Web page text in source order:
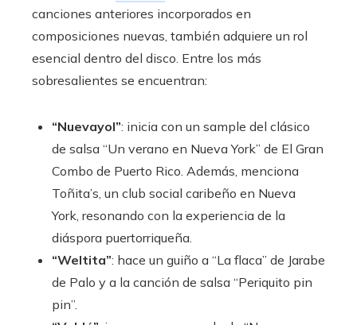
canciones anteriores incorporados en
composiciones nuevas, también adquiere un rol
esencial dentro del disco. Entre los más
sobresalientes se encuentran:
“Nuevayol”: inicia con un sample del clásico
de salsa “Un verano en Nueva York” de El Gran
Combo de Puerto Rico. Además, menciona
Toñita’s, un club social caribeño en Nueva
York, resonando con la experiencia de la
diáspora puertorriqueña.
“Weltita”: hace un guiño a “La flaca” de Jarabe
de Palo y a la canción de salsa “Periquito pin
pin”.